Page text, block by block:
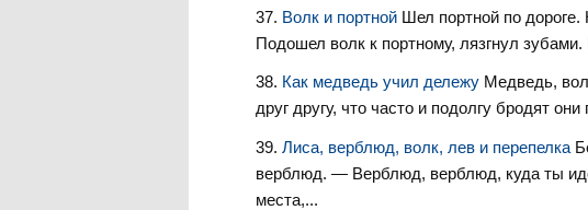
Волк и портной Шел портной по дороге.
Подошел волк к портному, лязгнул
Как медведь учил дележу Медведь,
друг другу, что часто и подолгу бродят
Лиса, верблюд, волк, лев и перепелка
верблюд. — Верблюд, верблюд, куда ты
места,...